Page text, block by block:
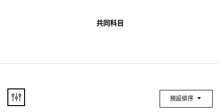
共同科目
預設排序